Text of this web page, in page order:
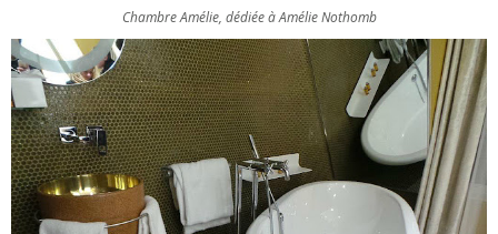
Chambre Amélie, dédiée à Amélie Nothomb